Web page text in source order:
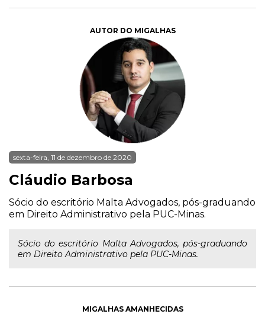
AUTOR DO MIGALHAS
sexta-feira, 11 de dezembro de 2020
Cláudio Barbosa
Sócio do escritório Malta Advogados, pós-graduando
em Direito Administrativo pela PUC-Minas.
Sócio do escritório Malta Advogados, pós-graduando
em Direito Administrativo pela PUC-Minas.
MIGALHAS AMANHECIDAS